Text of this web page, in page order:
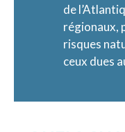
de
régionaux,
risques
ceux dues